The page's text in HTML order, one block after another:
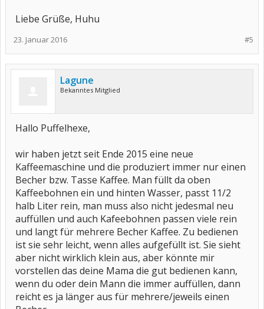
Liebe Grüße, Huhu
#5
23. Januar 2016
Lagune
Bekanntes Mitglied
Hallo Puffelhexe,
wir haben jetzt seit Ende 2015 eine neue
Kaffeemaschine und die produziert immer nur einen
Becher bzw. Tasse Kaffee. Man füllt da oben
Kaffeebohnen ein und hinten Wasser, passt 11/2
halb Liter rein, man muss also nicht jedesmal neu
auffüllen und auch Kafeebohnen passen viele rein
und langt für mehrere Becher Kaffee. Zu bedienen
ist sie sehr leicht, wenn alles aufgefüllt ist. Sie sieht
aber nicht wirklich klein aus, aber könnte mir
vorstellen das deine Mama die gut bedienen kann,
wenn du oder dein Mann die immer auffüllen, dann
reicht es ja länger aus für mehrere/jeweils einen